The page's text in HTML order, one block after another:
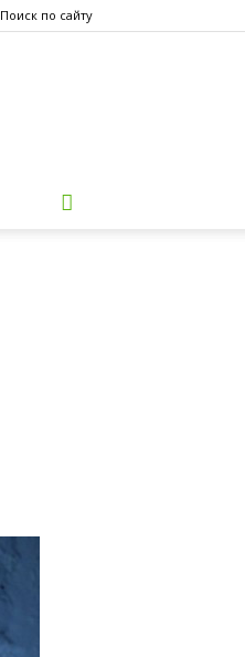
Поиск по сайту